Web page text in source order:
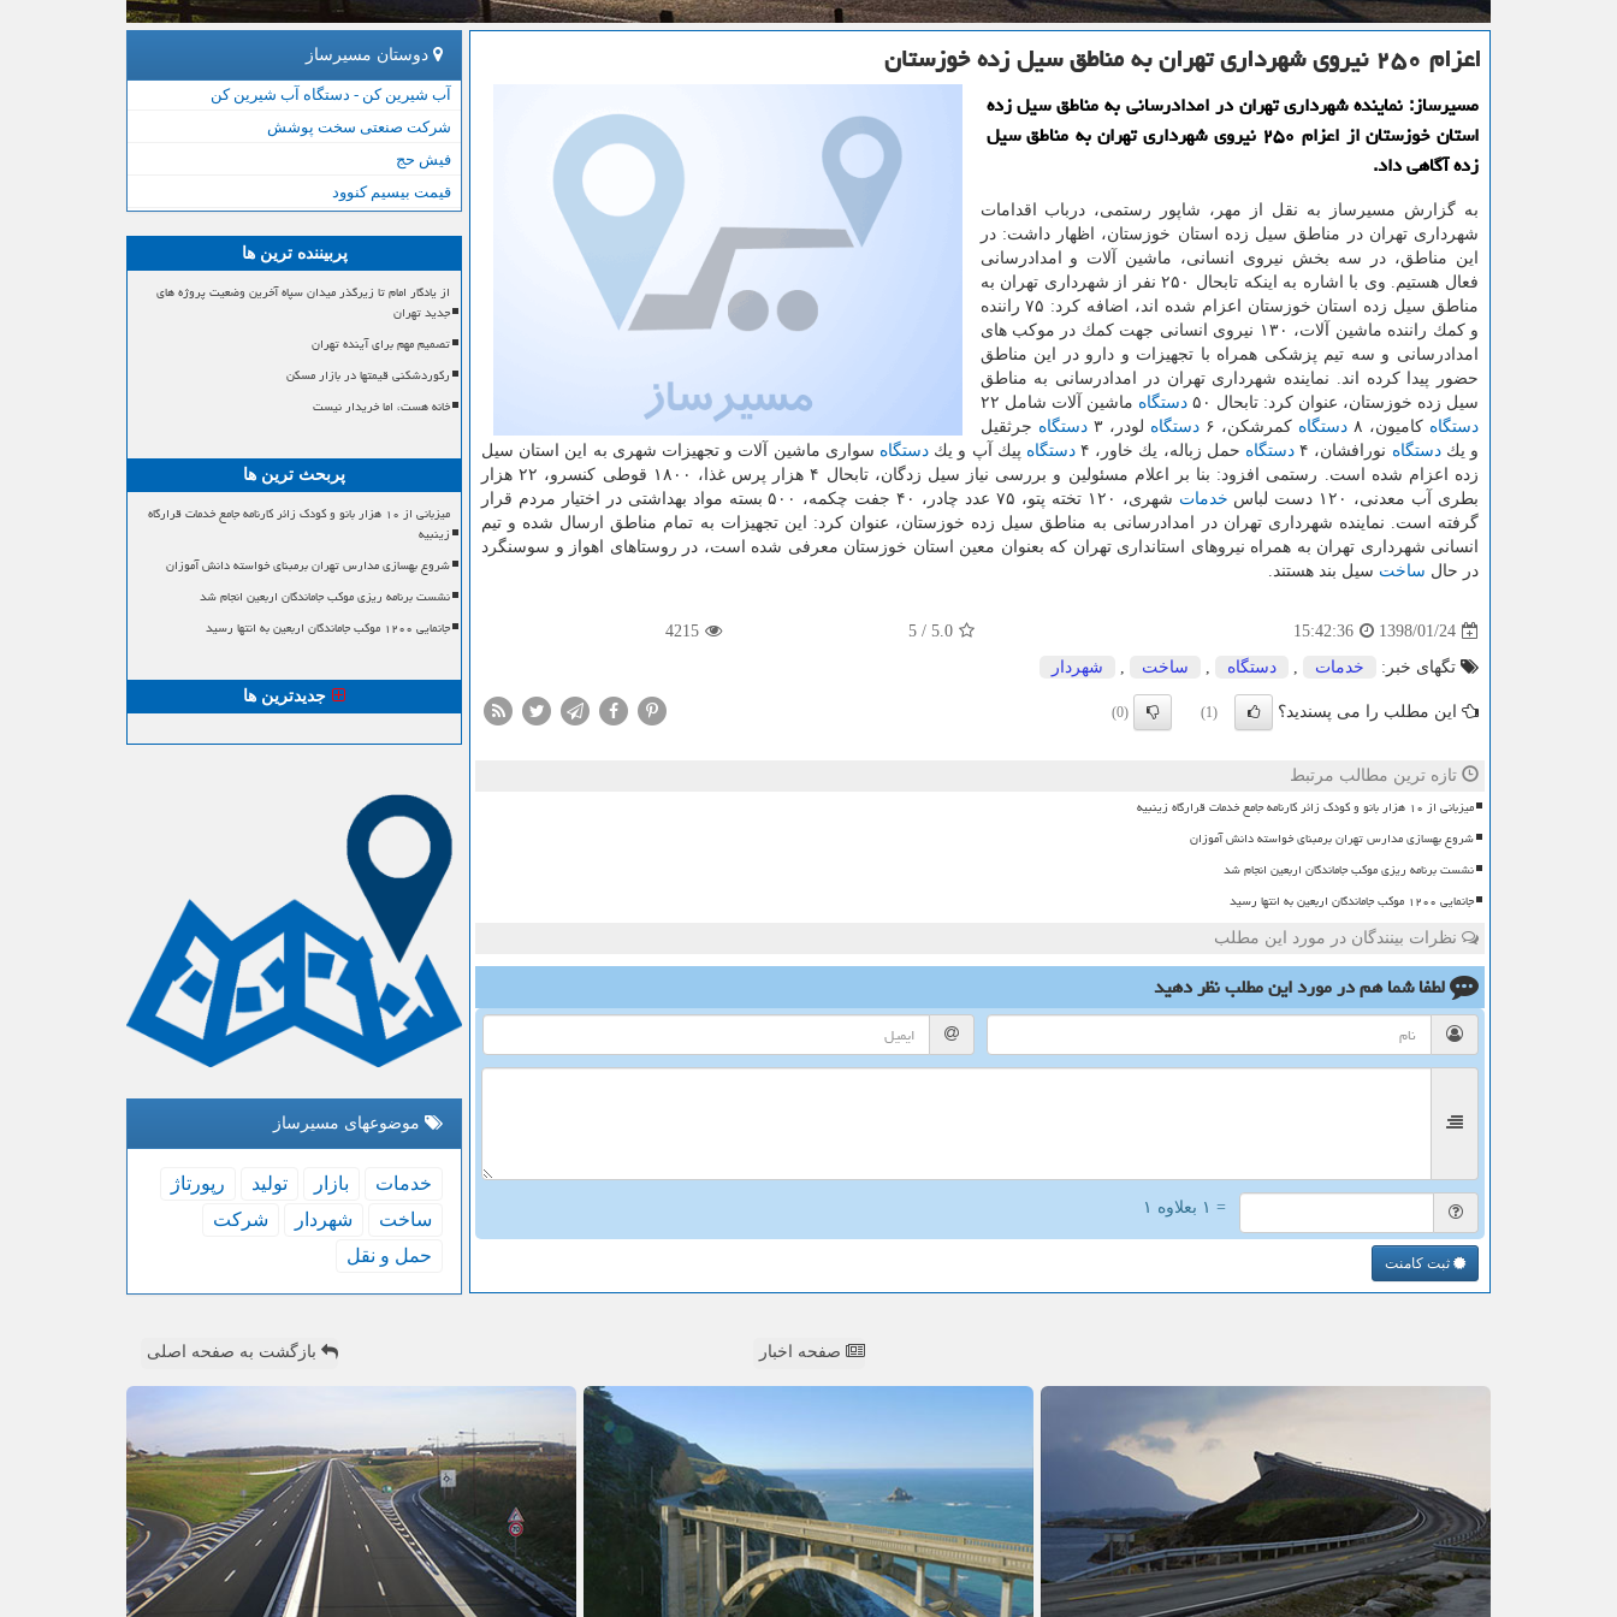
اعزام ۲۵۰ نیروی شهرداری تهران به مناطق سیل زده خوزستان
مسیرساز: نماینده شهرداری تهران در امدادرسانی به مناطق سیل زده
استان خوزستان از اعزام ۲۵۰ نیروی شهرداری تهران به مناطق سیل
زده آگاهی داد.
به گزارش مسیرساز به نقل از مهر، شاپور رستمی، درباب اقدامات
شهرداری تهران در مناطق سیل زده استان خوزستان، اظهار داشت: در
این مناطق، در سه بخش نیروی انسانی، ماشین آلات و امدادرسانی
فعال هستیم. وی با اشاره به اینكه تابحال ۲۵۰ نفر از شهرداری تهران به
مناطق سیل زده استان خوزستان اعزام شده اند، اضافه كرد: ۷۵ راننده
و كمك راننده ماشین آلات، ۱۳۰ نیروی انسانی جهت كمك در موكب های
امدادرسانی و سه تیم پزشكی همراه با تجهیزات و دارو در این مناطق
حضور پیدا كرده اند. نماینده شهرداری تهران در امدادرسانی به مناطق
سیل زده خوزستان، عنوان كرد: تابحال ۵۰
دستگاه ماشین آلات شامل ۲۲
دستگاه كامیون، ۸ دستگاه كمرشكن، ۶ دستگاه لودر، ۳ دستگاه جرثقیل
و یكدستگاه نورافشان، ۴ دستگاه حمل زباله، یك خاور، ۴ دستگاه پیك آپ و یكدستگاه سواری ماشین آلات و تجهیزات شهری به این استان سیل
زده اعزام شده است. رستمی افزود: بنا بر اعلام مسئولین و بررسی نیاز سیل زدگان، تابحال ۴ هزار پرس غذا، ۱۸۰۰ قوطی كنسرو، ۲۲ هزار
بطری آب معدنی، ۱۲۰ دست لباس
خدمات
شهری، ۱۲۰ تخته پتو، ۷۵ عدد چادر، ۴۰ جفت چكمه، ۵۰۰ بسته مواد بهداشتی در اختیار مردم قرار
گرفته است. نماینده شهرداری تهران در امدادرسانی به مناطق سیل زده خوزستان، عنوان كرد: این تجهیزات به تمام مناطق ارسال شده و تیم
انسانی شهرداری تهران به همراه نیروهای استانداری تهران كه بعنوان معین استان خوزستان معرفی شده است، در روستاهای اهواز و سوسنگرد
در حال ساخت سیل بند هستند.
1398/01/24
15:42:36
5.0
/
5
4215
تگهای خبر: خدمات , دستگاه , ساخت , شهردار
این مطلب را می پسندید؟ (1)
(0)
تازه ترین مطالب مرتبط
میزبانی از ۱۰ هزار بانو و کودک زائر کارنامه جامع خدمات قرارگاه زینبیه
شروع بهسازی مدارس تهران برمبنای خواسته دانش آموزان
نشست برنامه ریزی موکب جاماندگان اربعین انجام شد
جانمایی ۱۲۰۰ موکب جاماندگان اربعین به انتها رسید
نظرات بینندگان در مورد این مطلب
لطفا شما همدر مورد این مطلبنظر دهید
= ۱ بعلاوه ۱
ثبت کامنت
دوستان مسیرساز
آب شیرین کن - دستگاه آب شیرین کن
شرکت صنعتی سخت پوشش
فیش حج
قیمت بیسیم کنوود
پربیننده ترین ها
از یادگار امام تا زیرگذر میدان سپاه آخرین وضعیت پروژه های
جدید تهران
تصمیم مهم برای آینده تهران
رکوردشکنی قیمتها در بازار مسکن
خانه هست، اما خریدار نیست
پربحث ترین ها
میزبانی از ۱۰ هزار بانو و کودک زائر کارنامه جامع خدمات قرارگاه
زینبیه
شروع بهسازی مدارس تهران برمبنای خواسته دانش آموزان
نشست برنامه ریزی موکب جاماندگان اربعین انجام شد
جانمایی ۱۲۰۰ موکب جاماندگان اربعین به انتها رسید
جدیدترین ها
موضوعهای مسیرساز
خدمات بازار تولید
رپورتاژ
ساخت
شهردار
شركت
حمل و نقل
صفحه اخبار بازگشت به صفحه اصلی